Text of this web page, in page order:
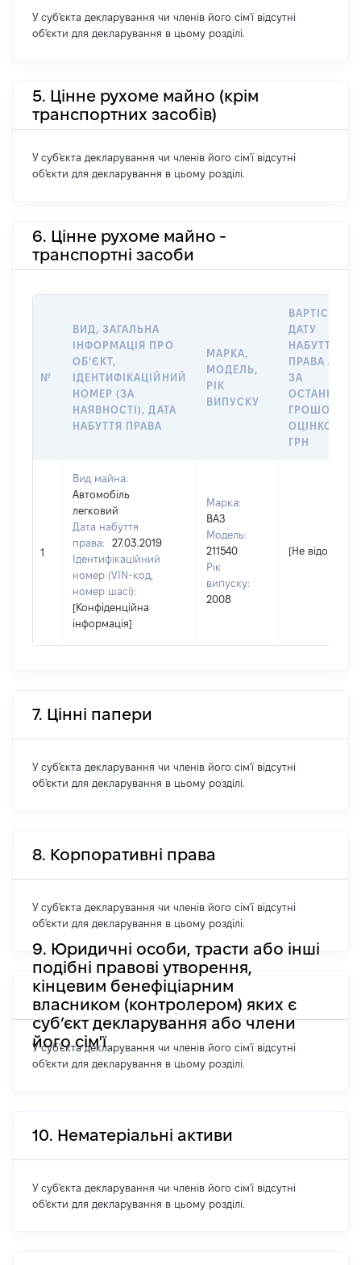
У суб'єкта декларування чи членів його сім'ї відсутні
об'єкти для декларування в цьому розділі.
5. Цінне рухоме майно (крім
транспортних засобів)
У суб'єкта декларування чи членів його сім'ї відсутні
об'єкти для декларування в цьому розділі.
6. Цінне рухоме майно -
транспортні засоби
№
ВИД, ЗАГАЛЬНА
ІНФОРМАЦІЯ ПРО
ОБʼЄКТ,
ІДЕНТИФІКАЦІЙНИЙ
НОМЕР (ЗА
НАЯВНОСТІ), ДАТА
НАБУТТЯ ПРАВА
МАРКА,
МОДЕЛЬ,
РІК
ВИПУСКУ
ВАРТІСТЬ НА
ДАТУ
НАБУТТЯ
ПРАВА АБО
ЗА
ГРОШОВОЮ
ОЦІНКОЮ,
ГРН
1
Вид майна:
Автомобіль
легковий
Дата набуття
права:
27.03.2019
Ідентифікаційний
номер (VIN-код,
номер шасі):
[Конфіденційна
інформація]
Марка:
ВАЗ
Модель:
211540
Рік
випуску:
2008
[Не відомо]
7. Цінні папери
У суб'єкта декларування чи членів його сім'ї відсутні
об'єкти для декларування в цьому розділі.
8. Корпоративні права
У суб'єкта декларування чи членів його сім'ї відсутні
об'єкти для декларування в цьому розділі.
9. Юридичні особи, трасти або інші
подібні правові утворення,
кінцевим бенефіціарним
власником (контролером) яких є
суб’єкт декларування або члени
його сім'ї
У суб'єкта декларування чи членів його сім'ї відсутні
об'єкти для декларування в цьому розділі.
10. Нематеріальні активи
У суб'єкта декларування чи членів його сім'ї відсутні
об'єкти для декларування в цьому розділі.